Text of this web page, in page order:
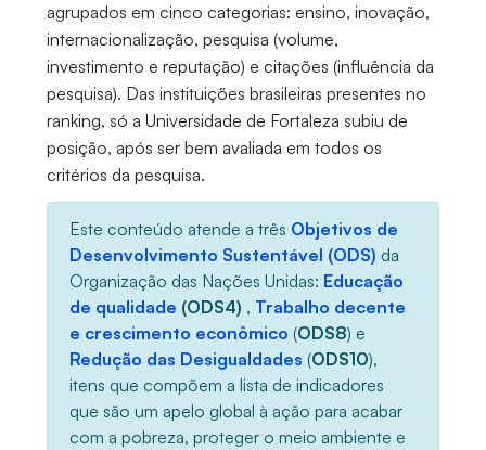
agrupados em cinco categorias: ensino, inovação,
internacionalização, pesquisa (volume,
investimento e reputação) e citações (influência da
pesquisa). Das instituições brasileiras presentes no
ranking, só a Universidade de Fortaleza subiu de
posição, após ser bem avaliada em todos os
critérios da pesquisa.
Este conteúdo atende a três Objetivos de
Desenvolvimento Sustentável (ODS) da
Organização das Nações Unidas: Educação
de qualidade (ODS4) , Trabalho decente
e crescimento econômico (ODS8) e
Redução das Desigualdades (ODS10),
itens que compõem a lista de indicadores
que são um apelo global à ação para acabar
com a pobreza, proteger o meio ambiente e